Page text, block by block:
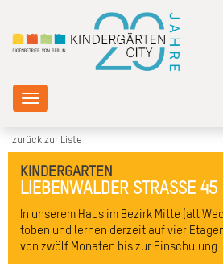
Toggle
navigation
zurück zur Liste
KINDERGARTEN
LIEBENWALDER STRASSE 45
In unserem Haus im Bezirk Mitte (alt
toben und lernen derzeit auf vier
von zwölf Monaten bis zur Einschulung.